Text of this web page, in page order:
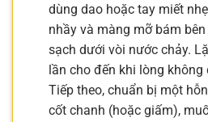
dùng dao hoặc tay miết
nhầy và màng mỡ bám
sạch dưới vòi nước chảy.
lần cho đến khi lòng không
Tiếp theo, chuẩn bị một
cốt chanh (hoặc giấm),